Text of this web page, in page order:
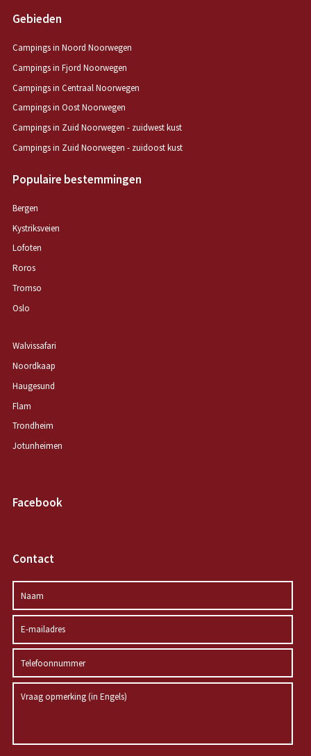
Gebieden
Campings in Noord Noorwegen
Campings in Fjord Noorwegen
Campings in Centraal Noorwegen
Campings in Oost Noorwegen
Campings in Zuid Noorwegen - zuidwest kust
Campings in Zuid Noorwegen - zuidoost kust
Populaire bestemmingen
Bergen
Kystriksveien
Lofoten
Roros
Tromso
Oslo
Walvissafari
Noordkaap
Haugesund
Flam
Trondheim
Jotunheimen
Facebook
Contact